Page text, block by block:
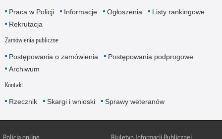
Praca w Policji Informacje Ogłoszenia
Listy rankingowe
Rekrutacja
Zamówienia publiczne
Postępowania o zamówienia
Postępowania podprogowe
Archiwum
Kontakt
Rzecznik Skargi i wnioski Sprawy weteranów
Policjaonline Biuletyn Informacji Publicznej